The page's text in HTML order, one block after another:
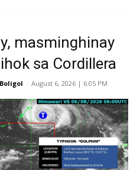
masminghinay
sa Cordillera
- August 6, 2026 | 6:05 PM